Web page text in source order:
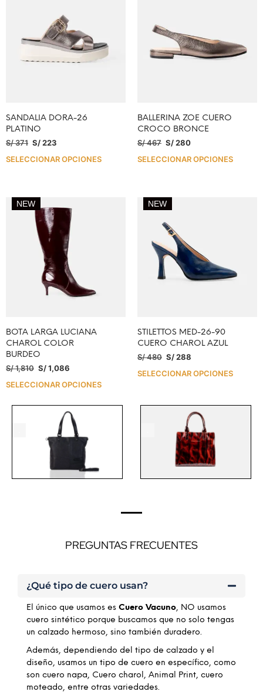
SANDALIA DORA-26
PLATINO
S/371 S/223
SELECCIONAR OPCIONES
BALLERINA ZOE CUERO
CROCO BRONCE
S/467 S/280
SELECCIONAR OPCIONES
NEW
BOTA LARGA LUCIANA
CHAROL COLOR
BURDEO
S/1,810 S/1,086
SELECCIONAR OPCIONES
NEW
STILETTOS MED-26-90
CUERO CHAROL AZUL
S/480 S/288
SELECCIONAR OPCIONES
PREGUNTAS FRECUENTES
¿Qué tipo de cuero usan?
El único que usamos es Cuero Vacuno, NO usamos
cuero sintético porque buscamos que no solo tengas
un calzado hermoso, sino también duradero.
Además, dependiendo del tipo de calzado y el
diseño, usamos un tipo de cuero en específico, como
son cuero napa, Cuero charol, Animal Print, cuero
moteado, entre otras variedades.